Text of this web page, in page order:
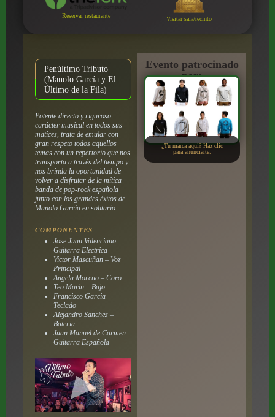
Reservar restaurante Visitar sala/recinto
Penúltimo Tributo
(Manolo García y El
Último de la Fila)
Potente directo y riguroso
carácter musical en todos sus
matices, trata de emular con
gran respeto todos aquellos
temas con un repertorio que nos
transporta a través del tiempo y
nos brinda la oportunidad de
volver a disfrutar de la mítica
banda de pop-rock española
junto con los grandes éxitos de
Manolo García en solitario.
COMPONENTES
Jose Juan Valenciano –
Guitarra Electrica
Victor Mascuñan – Voz
Principal
Angela Moreno – Coro
Teo Marin – Bajo
Francisco Garcia –
Teclado
Alejandro Sanchez –
Bateria
Juan Manuel de Carmen –
Guitarra Española
Evento patrocinado
por:
¿Tu marca aquí? Haz clic
para anunciarte.